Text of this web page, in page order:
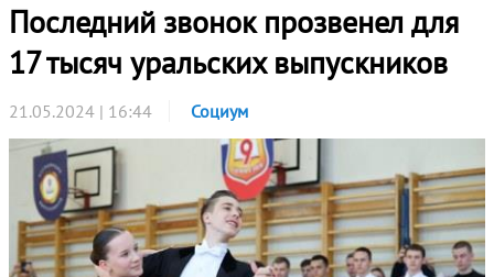
Последний звонок прозвенел для
17 тысяч уральских выпускников
21.05.2024 | 16:44 Социум